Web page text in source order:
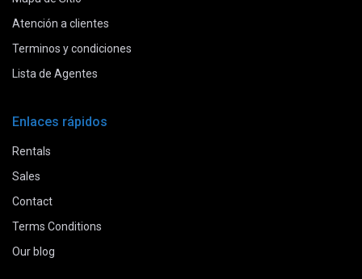
Atención a clientes
Terminos y condiciones
Lista de Agentes
Enlaces rápidos
Rentals
Sales
Contact
Terms Conditions
Our blog